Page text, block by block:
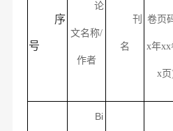
序
号
论
文名称/
作者
刊
名
卷页
x年xx
x页
Bi